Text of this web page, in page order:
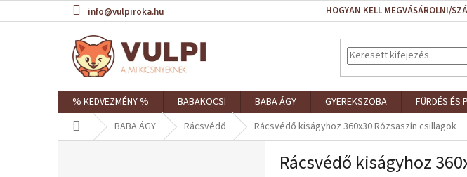
a
info@vulpiroka.hu HOGYAN KELL MEGVÁSÁROLNI/
% KEDVEZMÉNY % BABAKOCSI BABA ÁGY GYEREKSZOBA FÜRDÉS ÉS
KezdőlapBABA ÁGY Rácsvédő Rácsvédő kiságyhoz 360x30 Rózsaszín csillagok
Rácsvédő kiságyhoz